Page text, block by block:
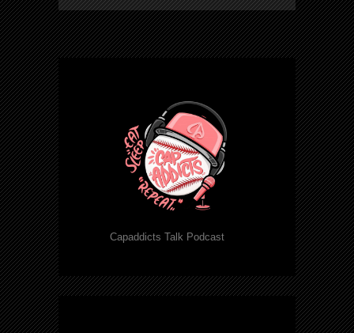
Capaddicts Talk Podcast